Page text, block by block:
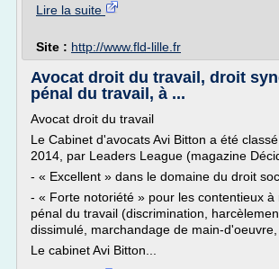
Lire la suite
Site : http://www.fld-lille.fr
Avocat droit du travail, droit
pénal du travail, à ...
Avocat droit du travail
Le Cabinet d'avocats Avi Bitton a été
2014, par Leaders League (magazine
- « Excellent » dans le domaine du droit
- « Forte notoriété » pour les contentieux à
pénal du travail (discrimination,
dissimulé, marchandage de main-d'oeuvre,
Le cabinet Avi Bitton...